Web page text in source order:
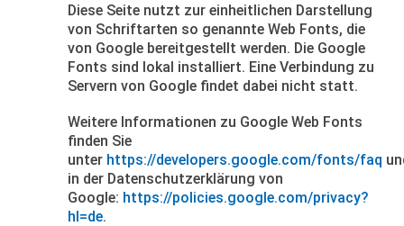
Diese Seite nutzt zur einheitlichen Darstellung
von Schriftarten so genannte Web Fonts, die
von Google bereitgestellt werden. Die Google
Fonts sind lokal installiert. Eine Verbindung zu
Servern von Google findet dabei nicht statt.
Weitere Informationen zu Google Web Fonts
finden Sie
unter https://developers.google.com/fonts/faq
in der Datenschutzerklärung von
Google: https://policies.google.com/privacy?
hl=de.